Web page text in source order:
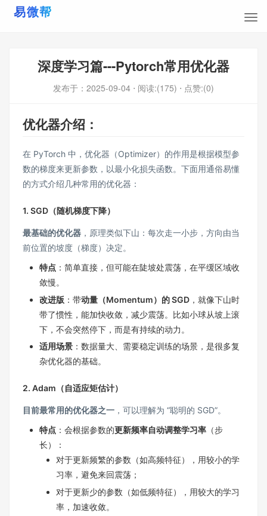
深度学习篇---Pytorch常用优化器
发布于： 2025-09-04 ⋅ 阅读:(175) ⋅ 点赞:(0)
优化器介绍：
在 PyTorch 中，优化器（Optimizer）的作用是根据模型参
数的梯度来更新参数，以最小化损失函数。下面用通俗易懂
的方式介绍几种常用的优化器：
1. SGD（随机梯度下降）
最基础的优化器 ，原理类似下山：每次走一小步，方向由当
前位置的坡度（梯度）决定。
特点 ：简单直接，但可能在陡坡处震荡，在平缓区域收
敛慢。
改进版 ：带动量（Momentum）的 SGD ，就像下山时
带了惯性，能加快收敛，减少震荡。比如小球从坡上滚
下，不会突然停下，而是有持续的动力。
适用场景 ：数据量大、需要稳定训练的场景，是很多复
杂优化器的基础。
2. Adam（自适应矩估计）
目前最常用的优化器之一 ，可以理解为 “聪明的 SGD”。
特点 ：会根据参数的更新频率自动调整学习率 （步
长）：
对于更新频繁的参数（如高频特征），用较小的学
习率，避免来回震荡；
对于更新少的参数（如低频特征），用较大的学习
率，加速收敛。